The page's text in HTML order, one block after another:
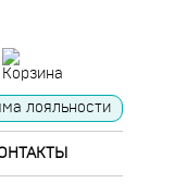
лояльности